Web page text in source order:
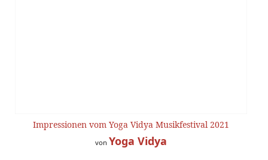
Impressionen vom Yoga Vidya Musikfestival 2021
von Yoga Vidya